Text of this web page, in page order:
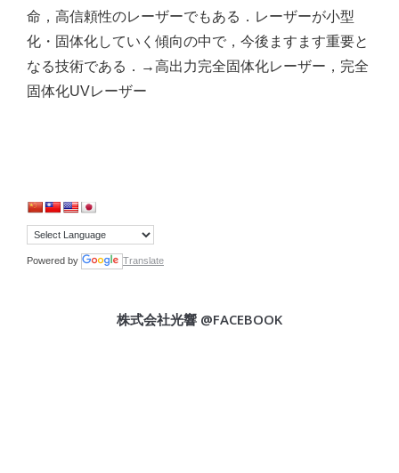
命，高信頼性のレーザーでもある．レーザーが小型
化・固体化していく傾向の中で，今後ますます重要と
なる技術である．→高出力完全固体化レーザー，完全
固体化UVレーザー
Powered by Translate
株式会社光響 @FACEBOOK